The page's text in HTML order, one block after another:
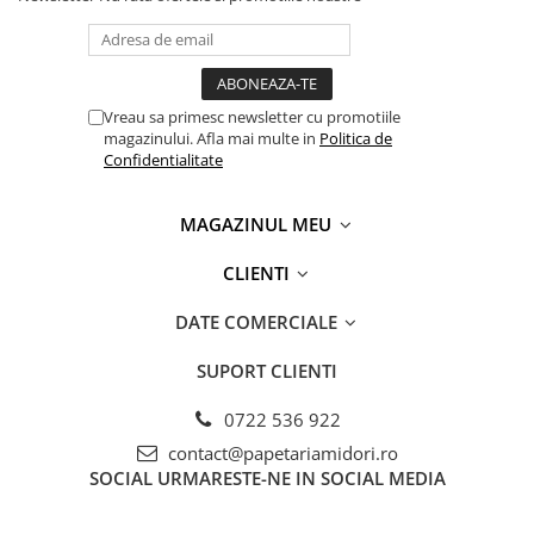
Vreau sa primesc newsletter cu promotiile
magazinului. Afla mai multe in Politica de
Confidentialitate
MAGAZINUL MEU
CLIENTI
DATE COMERCIALE
SUPORT CLIENTI
0722 536 922
contact@papetariamidori.ro
SOCIAL URMARESTE-NE IN SOCIAL MEDIA